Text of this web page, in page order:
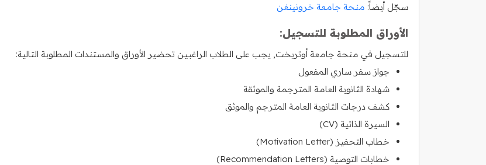
سجّل أيضاً: منحة جامعة خرونينغن
الأوراق المطلوبة للتسجيل:
للتسجيل في منحة جامعة أوتريخت, يجب على الطلاب الراغبين تحضير الأوراق والمستندات المطلوبة التالية:
جواز سفر ساري المفعول
شهادة الثانوية العامة المترجمة والموثقة
كشف درجات الثانوية العامة المترجم والموثق
السيرة الذاتية (CV)
خطاب التحفيز (Motivation Letter)
خطابات التوصية (Recommendation Letters)